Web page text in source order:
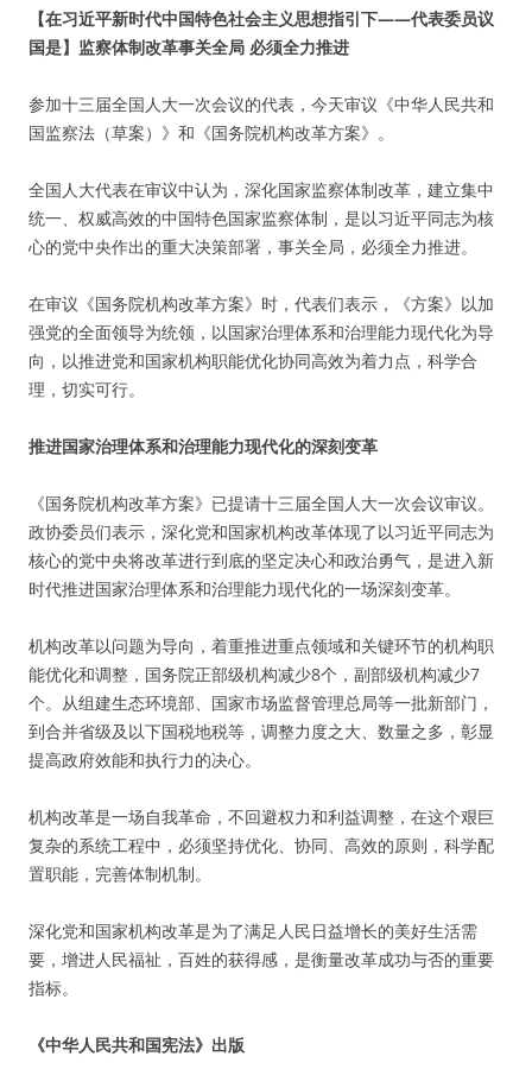
【在习近平新时代中国特色社会主义思想指引下——代表委员议
国是】监察体制改革事关全局 必须全力推进
参加十三届全国人大一次会议的代表，今天审议《中华人民共和
国监察法（草案）》和《国务院机构改革方案》。
全国人大代表在审议中认为，深化国家监察体制改革，建立集中
统一、权威高效的中国特色国家监察体制，是以习近平同志为核
心的党中央作出的重大决策部署，事关全局，必须全力推进。
在审议《国务院机构改革方案》时，代表们表示，《方案》以加
强党的全面领导为统领，以国家治理体系和治理能力现代化为导
向，以推进党和国家机构职能优化协同高效为着力点，科学合
理，切实可行。
推进国家治理体系和治理能力现代化的深刻变革
《国务院机构改革方案》已提请十三届全国人大一次会议审议。
政协委员们表示，深化党和国家机构改革体现了以习近平同志为
核心的党中央将改革进行到底的坚定决心和政治勇气，是进入新
时代推进国家治理体系和治理能力现代化的一场深刻变革。
机构改革以问题为导向，着重推进重点领域和关键环节的机构职
能优化和调整，国务院正部级机构减少8个，副部级机构减少7
个。从组建生态环境部、国家市场监督管理总局等一批新部门，
到合并省级及以下国税地税等，调整力度之大、数量之多，彰显
提高政府效能和执行力的决心。
机构改革是一场自我革命，不回避权力和利益调整，在这个艰巨
复杂的系统工程中，必须坚持优化、协同、高效的原则，科学配
置职能，完善体制机制。
深化党和国家机构改革是为了满足人民日益增长的美好生活需
要，增进人民福祉，百姓的获得感，是衡量改革成功与否的重要
指标。
《中华人民共和国宪法》出版